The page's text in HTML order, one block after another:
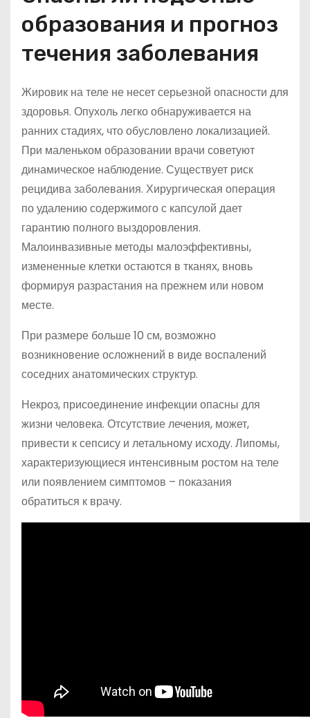
образования и прогноз
течения заболевания
Жировик на теле не несет серьезной опасности для
здоровья. Опухоль легко обнаруживается на
ранних стадиях, что обусловлено локализацией.
При маленьком образовании врачи советуют
динамическое наблюдение. Существует риск
рецидива заболевания. Хирургическая операция
по удалению содержимого с капсулой дает
гарантию полного выздоровления.
Малоинвазивные методы малоэффективны,
измененные клетки остаются в тканях, вновь
формируя разрастания на прежнем или новом
месте.
При размере больше 10 см, возможно
возникновение осложнений в виде воспалений
соседних анатомических структур.
Некроз, присоединение инфекции опасны для
жизни человека. Отсутствие лечения, может,
привести к сепсису и летальному исходу. Липомы,
характеризующиеся интенсивным ростом на теле
или появлением симптомов – показания
обратиться к врачу.